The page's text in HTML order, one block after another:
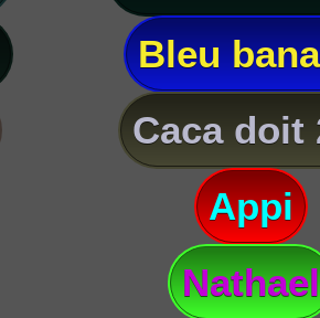
Bleu
Caca doit
Appi
Nathael